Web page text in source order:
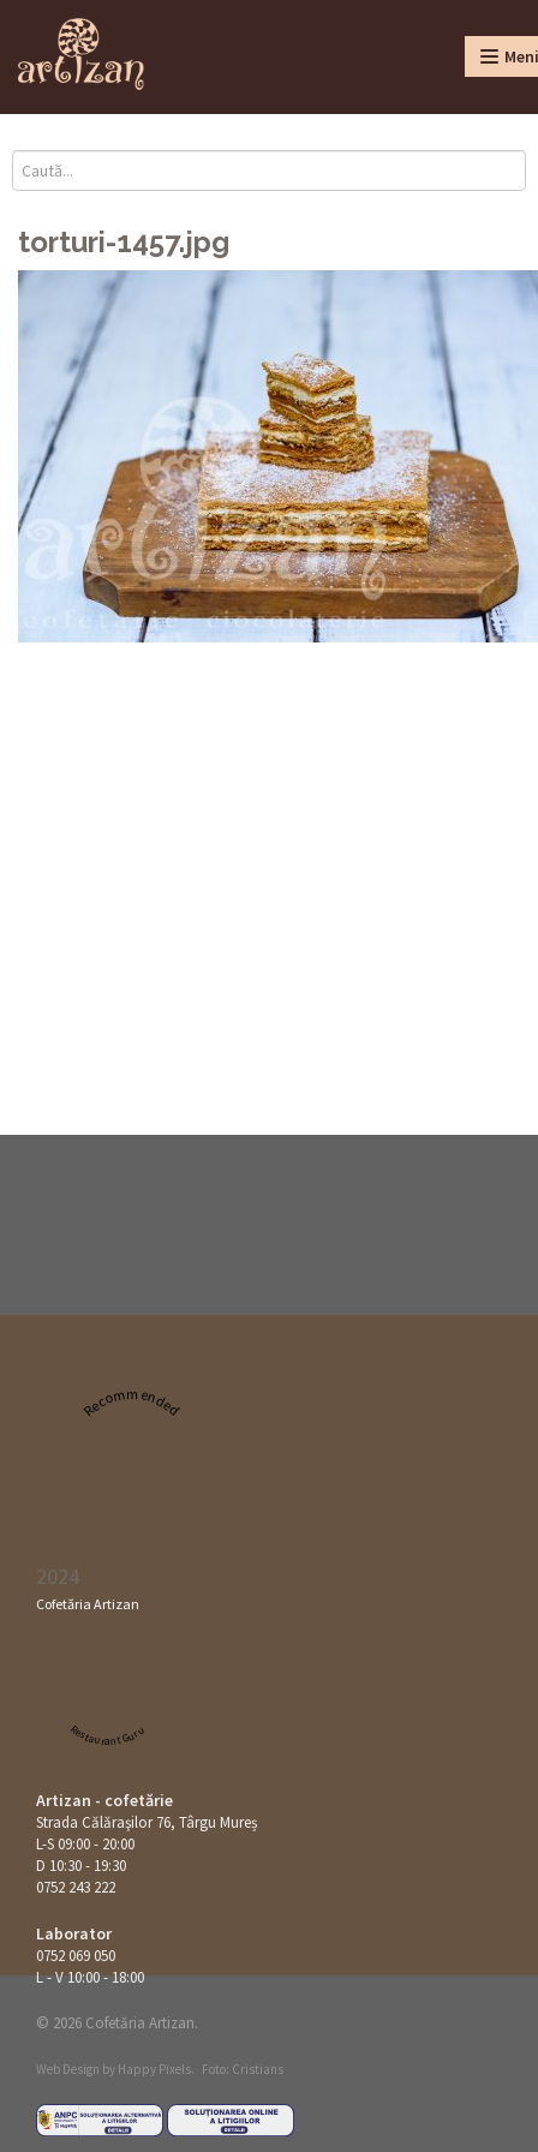
torturi-1457.jpg
Recommended
2024
Cofetăria Artizan
Restaurant Guru
Artizan - cofetărie
Strada Călăraşilor 76, Târgu Mureș
L-S 09:00 - 20:00
D 10:30 - 19:30
0752 243 222
Laborator
0752 069 050
L - V 10:00 - 18:00
© 2026 Cofetăria Artizan.
Web Design by Happy Pixels. Foto: Cristians